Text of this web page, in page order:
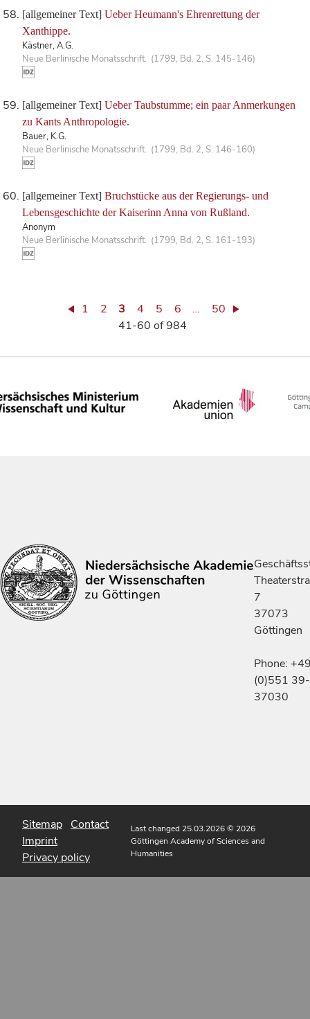
[allgemeiner Text] Ueber Heumann's Ehrenrettung der
Xanthippe.
Kästner, A.G.
Neue Berlinische Monatsschrift. (1799, Bd. 2, S. 145-146)
[allgemeiner Text] Ueber Taubstumme; ein paar Anmerkungen
zu Kants Anthropologie.
Bauer, K.G.
Neue Berlinische Monatsschrift. (1799, Bd. 2, S. 146-160)
[allgemeiner Text] Bruchstücke aus der Regierungs- und
Lebensgeschichte der Kaiserinn Anna von Rußland.
Anonym
Neue Berlinische Monatsschrift. (1799, Bd. 2, S. 161-193)
1 2 3 4 5 6 …
50
41-60 of 984
7
37073
Göttingen
Phone:
(0)551 39-
37030
Sitemap Contact
Imprint
Privacy policy
Last changed 25.03.2026© 2026
Göttingen Academy of Sciences and
Humanities